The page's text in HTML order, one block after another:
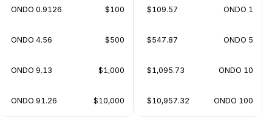
1 ONDO
$109.57
5 ONDO
$547.87
10 ONDO
$1,095.73
100 ONDO
$10,957.32
$100
0.9126 ONDO
$500
4.56 ONDO
$1,000
9.13 ONDO
$10,000
91.26 ONDO